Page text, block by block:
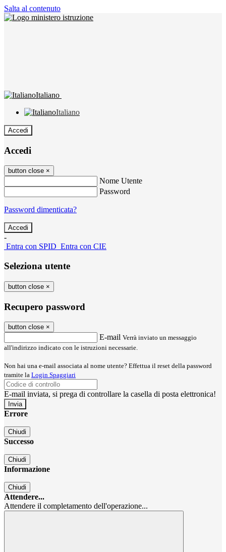
Salta al contenuto
Italiano
Italiano
Accedi
Accedi
button close ×
Nome Utente
Password
Password dimenticata?
-
Entra con SPID Entra con CIE
Seleziona utente
button close ×
Recupero password
button close ×
E-mail Verrà inviato un messaggio
all'indirizzo indicato con le istruzioni necessarie.
Non hai una e-mail associata al nome utente? Effettua il reset della password
tramite la Login Spaggiari
E-mail inviata, si prega di controllare la casella di posta elettronica!
Errore
Chiudi
Successo
Chiudi
Informazione
Chiudi
Attendere...
Attendere il completamento dell'operazione...